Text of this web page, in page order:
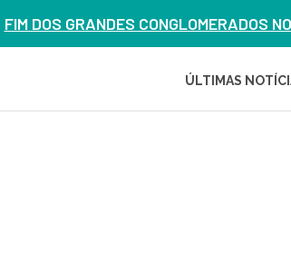
FIM DOS GRANDES CONGLOMERADOS
ÚLTIMAS